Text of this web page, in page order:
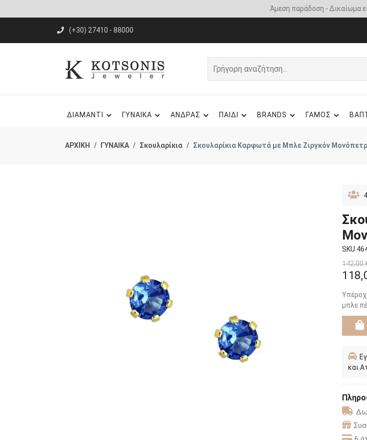
Άμεση παράδοση - Δικαίωμα
(+30) 27410 - 88000
ΔΙΑΜΑΝΤΙ ΓΥΝΑΙΚΑ ΑΝΔΡΑΣ ΠΑΙΔΙ BRANDS ΓΑΜΟΣ
ΑΡΧΙΚΗ ΓΥΝΑΙΚΑ Σκουλαρίκια Σκουλαρίκια Καρφωτά με Μπλε Ζιργκόν
SKU
142,00
μπλε
και